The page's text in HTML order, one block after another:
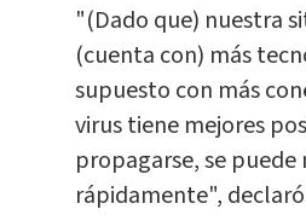
"(Dado que) nuestra
(cuenta con) más
supuesto con más
virus tiene mejores
propagarse, se puede
rápidamente",